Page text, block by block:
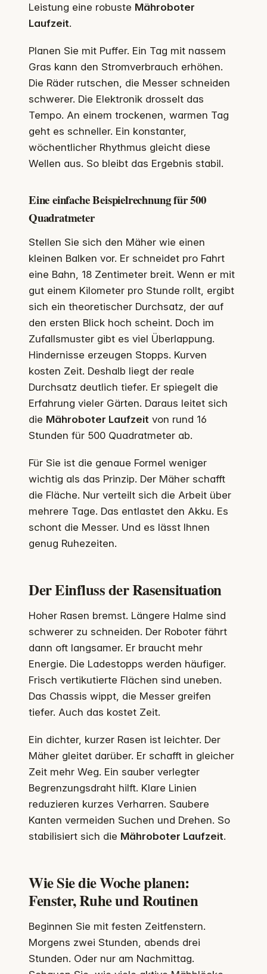
Leistung eine robuste Mähroboter
Laufzeit.
Planen Sie mit Puffer. Ein Tag mit nassem
Gras kann den Stromverbrauch erhöhen.
Die Räder rutschen, die Messer schneiden
schwerer. Die Elektronik drosselt das
Tempo. An einem trockenen, warmen Tag
geht es schneller. Ein konstanter,
wöchentlicher Rhythmus gleicht diese
Wellen aus. So bleibt das Ergebnis stabil.
Eine einfache Beispielrechnung für 500
Quadratmeter
Stellen Sie sich den Mäher wie einen
kleinen Balken vor. Er schneidet pro Fahrt
eine Bahn, 18 Zentimeter breit. Wenn er mit
gut einem Kilometer pro Stunde rollt, ergibt
sich ein theoretischer Durchsatz, der auf
den ersten Blick hoch scheint. Doch im
Zufallsmuster gibt es viel Überlappung.
Hindernisse erzeugen Stopps. Kurven
kosten Zeit. Deshalb liegt der reale
Durchsatz deutlich tiefer. Er spiegelt die
Erfahrung vieler Gärten. Daraus leitet sich
die Mähroboter Laufzeit von rund 16
Stunden für 500 Quadratmeter ab.
Für Sie ist die genaue Formel weniger
wichtig als das Prinzip. Der Mäher schafft
die Fläche. Nur verteilt sich die Arbeit über
mehrere Tage. Das entlastet den Akku. Es
schont die Messer. Und es lässt Ihnen
genug Ruhezeiten.
Der Einfluss der Rasensituation
Hoher Rasen bremst. Längere Halme sind
schwerer zu schneiden. Der Roboter fährt
dann oft langsamer. Er braucht mehr
Energie. Die Ladestopps werden häufiger.
Frisch vertikutierte Flächen sind uneben.
Das Chassis wippt, die Messer greifen
tiefer. Auch das kostet Zeit.
Ein dichter, kurzer Rasen ist leichter. Der
Mäher gleitet darüber. Er schafft in gleicher
Zeit mehr Weg. Ein sauber verlegter
Begrenzungsdraht hilft. Klare Linien
reduzieren kurzes Verharren. Saubere
Kanten vermeiden Suchen und Drehen. So
stabilisiert sich die Mähroboter Laufzeit.
Wie Sie die Woche planen:
Fenster, Ruhe und Routinen
Beginnen Sie mit festen Zeitfenstern.
Morgens zwei Stunden, abends drei
Stunden. Oder nur am Nachmittag.